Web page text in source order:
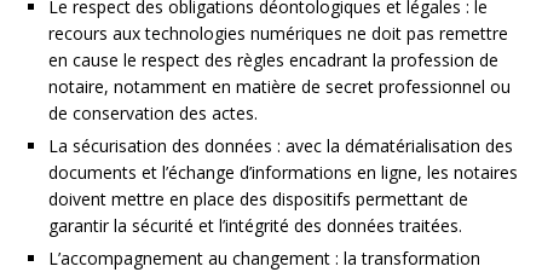
Le respect des obligations déontologiques et légales : le
recours aux technologies numériques ne doit pas remettre
en cause le respect des règles encadrant la profession de
notaire, notamment en matière de secret professionnel ou
de conservation des actes.
La sécurisation des données : avec la dématérialisation des
documents et l’échange d’informations en ligne, les notaires
doivent mettre en place des dispositifs permettant de
garantir la sécurité et l’intégrité des données traitées.
L’accompagnement au changement : la transformation